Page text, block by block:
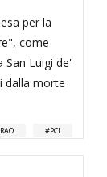
per la
come
Luigi de'
dalla morte
PCI